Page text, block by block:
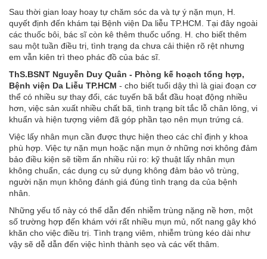
Sau thời gian loay hoay tự chăm sóc da và tự ý nặn mụn, H.
quyết định đến khám tại Bệnh viện Da liễu TP.HCM. Tại đây ngoài
các thuốc bôi, bác sĩ còn kê thêm thuốc uống. H. cho biết thêm
sau một tuần điều trị, tình trạng da chưa cải thiện rõ rệt nhưng
em vẫn kiên trì theo phác đồ của bác sĩ.
ThS.BSNT Nguyễn Duy Quân - Phòng kế hoạch tổng hợp,
Bệnh viện Da Liễu TP.HCM - cho biết tuổi dậy thì là giai đoạn cơ
thể có nhiều sự thay đổi, các tuyến bã bắt đầu hoạt động nhiều
hơn, việc sản xuất nhiều chất bã, tình trạng bít tắc lỗ chân lông, vi
khuẩn và hiện tượng viêm đã góp phần tạo nên mụn trứng cá.
Việc lấy nhân mụn cần được thực hiện theo các chỉ định y khoa
phù hợp. Việc tự nặn mụn hoặc nặn mụn ở những nơi không đảm
bảo điều kiện sẽ tiềm ẩn nhiều rủi ro: kỹ thuật lấy nhân mụn
không chuẩn, các dụng cụ sử dụng không đảm bảo vô trùng,
người nặn mụn không đánh giá đúng tình trạng da của bệnh
nhân.
Những yếu tố này có thể dẫn đến nhiễm trùng nặng nề hơn, một
số trường hợp đến khám với rất nhiều mụn mủ, nốt nang gây khó
khăn cho việc điều trị. Tình trạng viêm, nhiễm trùng kéo dài như
vậy sẽ dễ dẫn đến việc hình thành sẹo và các vết thâm.